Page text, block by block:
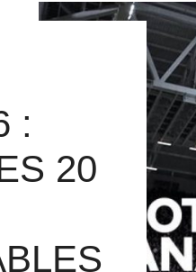
:
20